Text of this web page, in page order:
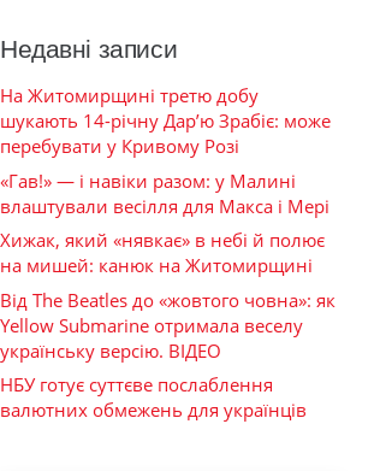
Недавні записи
На Житомирщині третю добу
шукають 14-річну Дар’ю Зрабіє: може
перебувати у Кривому Розі
«Гав!» — і навіки разом: у Малині
влаштували весілля для Макса і Мері
Хижак, який «нявкає» в небі й полює
на мишей: канюк на Житомирщині
Від The Beatles до «жовтого човна»: як
Yellow Submarine отримала веселу
українську версію. ВІДЕО
НБУ готує суттєве послаблення
валютних обмежень для українців